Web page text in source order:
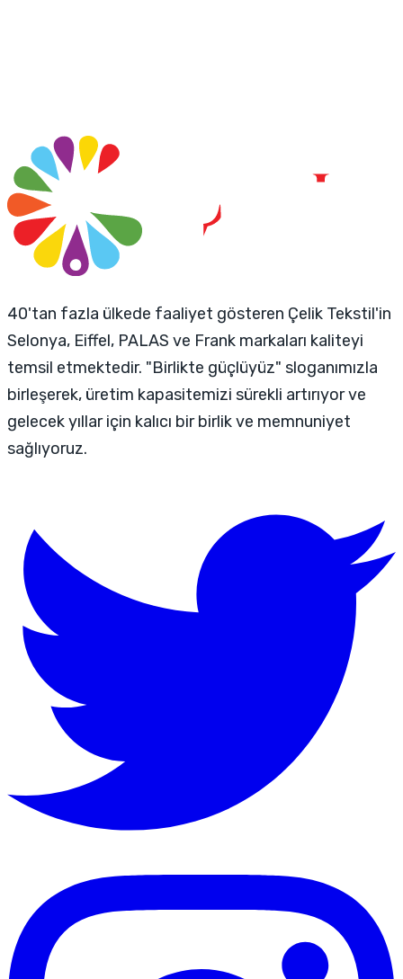
40'tan fazla ülkede faaliyet gösteren Çelik Tekstil'in
Selonya, Eiffel, PALAS ve Frank markaları kaliteyi
temsil etmektedir. "Birlikte güçlüyüz" sloganımızla
birleşerek, üretim kapasitemizi sürekli artırıyor ve
gelecek yıllar için kalıcı bir birlik ve memnuniyet
sağlıyoruz.